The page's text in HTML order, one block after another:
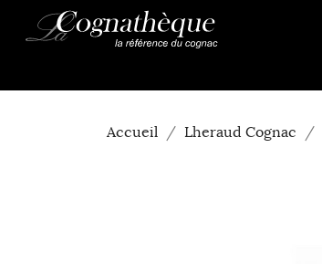
Accueil Lheraud Cognac